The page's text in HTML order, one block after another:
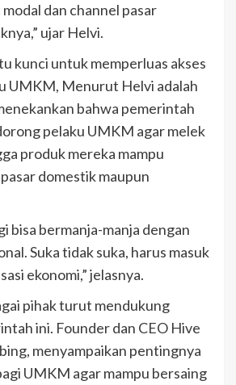
dan channel pasar
ujar Helvi.
kunci untuk memperluas akses
UMKM, Menurut Helvi adalah
bahwa pemerintah
pelaku UMKM agar melek
produk mereka mampu
domestik maupun
bisa bermanja-manja dengan
Suka tidak suka, harus masuk
ekonomi,” jelasnya.
pihak turut mendukung
ini. Founder dan CEO Hive
menyampaikan pentingnya
UMKM agar mampu bersaing